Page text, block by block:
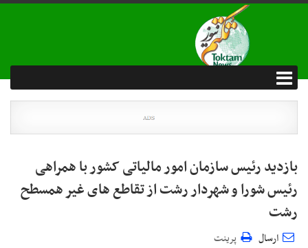
بازدید رئیس سازمان امور مالیاتی کشور با همراهی
رئیس شورا و شهردار رشت از تقاطع های غیر همسطح
رشت
ارسال پرینت